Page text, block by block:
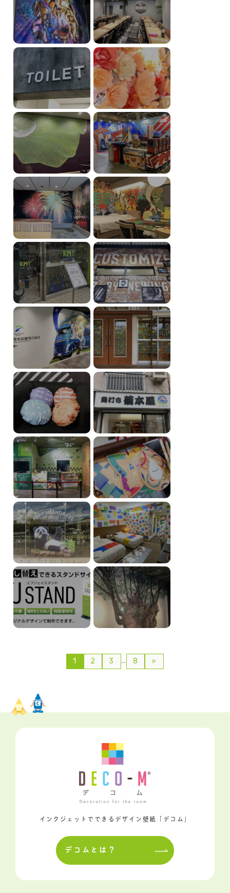
1 2 3 … 8 »
インクジェットでできるデザイン壁紙「デコム」
デコムとは？